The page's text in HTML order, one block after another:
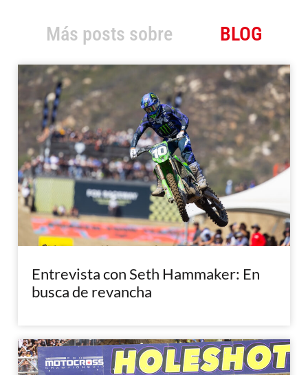
Más posts sobre BLOG
Entrevista con Seth Hammaker: En
busca de revancha